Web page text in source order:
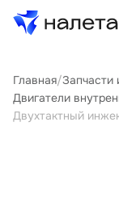
Товары
Услуги
Главная/Запчасти
Двигатели
Двухтактный